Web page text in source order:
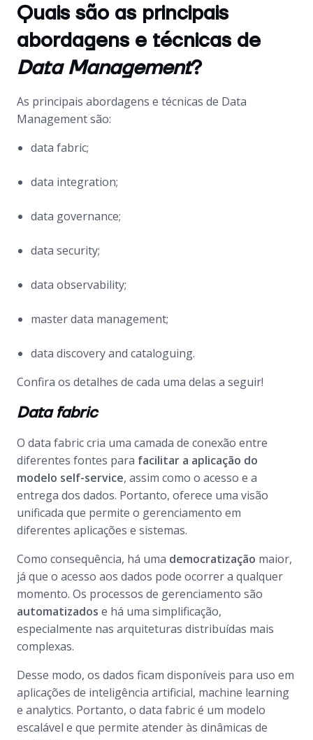
Quais são as principais
abordagens e técnicas de
Data Management?
As principais abordagens e técnicas de Data
Managementsão:
data fabric;
data integration;
data governance;
data security;
data observability;
master data management;
data discovery and cataloguing.
Confira os detalhes de cada uma delas a seguir!
Data fabric
O data fabriccria uma camada de conexão entre
diferentes fontes para facilitar a aplicação do
modelo self-service, assim como o acesso e a
entrega dos dados. Portanto, oferece uma visão
unificada que permite o gerenciamento em
diferentes aplicações e sistemas.
Como consequência, há uma democratização maior,
já que o acesso aos dados pode ocorrer a qualquer
momento. Os processos de gerenciamento são
automatizados e há uma simplificação,
especialmente nas arquiteturas distribuídas mais
complexas.
Desse modo, os dados ficam disponíveis para uso em
aplicações de inteligência artificial, machine learning
e analytics. Portanto, o data fabricé um modelo
escalável e que permite atender às dinâmicas de